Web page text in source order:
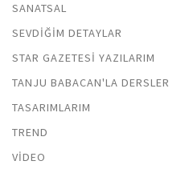
SANATSAL
SEVDIĞIM DETAYLAR
STAR GAZETESI YAZILARIM
TANJU BABACAN'LA DERSLER
TASARIMLARIM
TREND
VIDEO